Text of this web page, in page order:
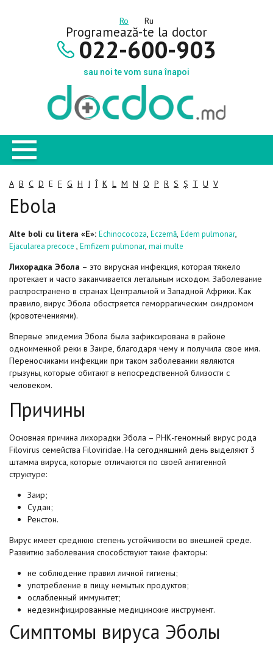
Ro Ru
Programează-te la doctor
022-600-903
sau noi te vom suna înapoi
A B C D E F G H I Î K L M N O P R S Ș T U V
Ebola
Alte boli cu litera «E»: Echinococoza, Eczemă, Edem pulmonar,
Ejacularea precoce , Emfizem pulmonar, mai multe
Лихорадка Эбола – это вирусная инфекция, которая тяжело
протекает и часто заканчивается летальным исходом. Заболевание
распространено в странах Центральной и Западной Африки. Как
правило, вирус Эбола обостряется геморрагическим синдромом
(кровотечениями).
Впервые эпидемия Эбола была зафиксирована в районе
одноименной реки в Заире, благодаря чему и получила свое имя.
Переносчиками инфекции при таком заболевании являются
грызуны, которые обитают в непосредственной близости с
человеком.
Причины
Основная причина лихорадки Эбола – РНК-геномный вирус рода
Filovirus семейства Filoviridae. На сегодняшний день выделяют 3
штамма вируса, которые отличаются по своей антигенной
структуре:
Заир;
Судан;
Ренстон.
Вирус имеет среднюю степень устойчивости во внешней среде.
Развитию заболевания способствуют такие факторы:
не соблюдение правил личной гигиены;
употребление в пищу немытых продуктов;
ослабленный иммунитет;
недезинфицированные медицинские инструмент.
Симптомы вируса Эболы